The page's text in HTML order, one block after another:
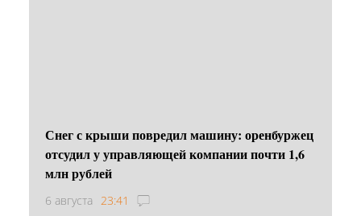
Снег с крыши повредил машину: оренбуржец
отсудил у управляющей компании почти 1,6
млн рублей
6 августа 23:41